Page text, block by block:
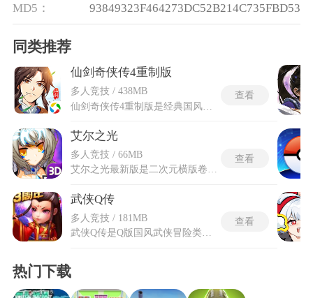
MD5： 93849323F464273DC52B214C735FBD53
同类推荐
仙剑奇侠传4重制版
多人竞技 / 438MB
查看
艾尔之光
多人竞技 / 66MB
艾尔之光最新版是二次元横版卷轴式格斗冒险游戏，故事搭建在名为艾里奥斯的奇幻异世界，黑暗魔族持续侵蚀这片大陆，各类冒险者结伴踏上寻回艾尔能量、平定灾祸的旅途。艾尔之光最新版整合全新副本、转职进阶机制与画面渲染方案，同步优化装备养成、道具获取等长线体系，新增限时活动地图与角色外观套装。整体采用卡通渲染美术风格，人物线条柔和，技能释放带有层次丰富的光影特效，战斗依靠指令连招搭配技能组合打出连贯输出。内置完整成长指引体系，跟随指引完成任务即可获取养成物资。
查看
武侠Q传
多人竞技 / 181MB
查看
热门下载